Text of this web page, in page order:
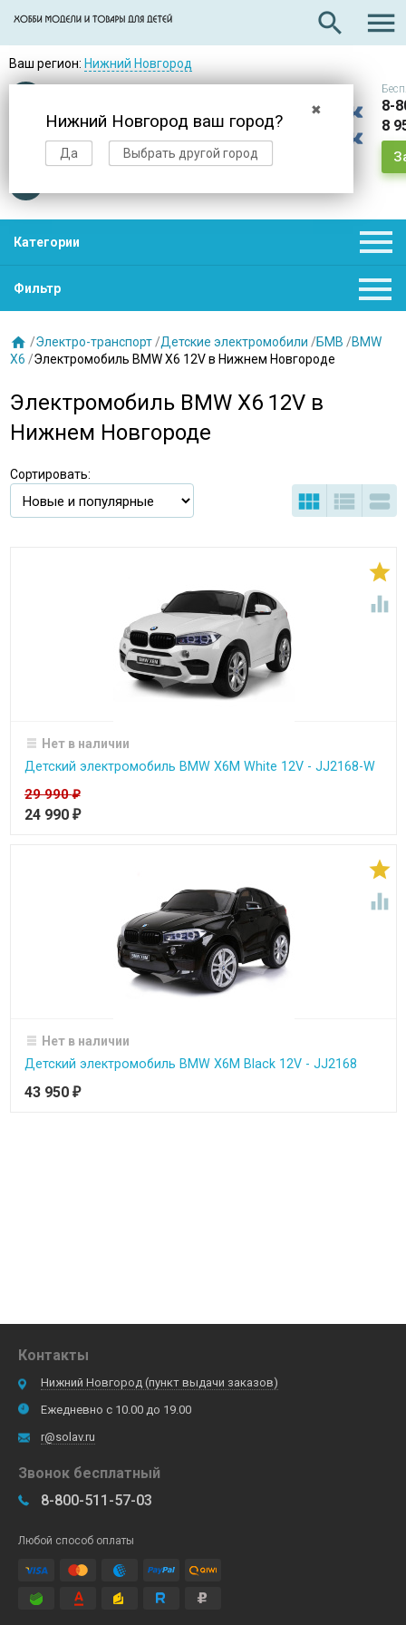
search 
Ваш регион: Нижний Новгород
✖
Нижний Новгород ваш город?
Да Выбрать другой город
Доставкав день заказа
8-
8
Категории 
Фильтр 
 /Электро-транспорт /Детские электромобили /БМВ /BMW
X6 /Электромобиль BMW X6 12V в Нижнем Новгороде
Электромобиль BMW X6 12V в
Нижнем Новгороде
Сортировать:
  


Нет в наличии
Детский электромобиль BMW X6M White 12V - JJ2168-W
29 990₽
24 990 ₽


Нет в наличии
Детский электромобиль BMW X6M Black 12V - JJ2168
43 950 ₽
Контакты
Нижний Новгород (пункт выдачи заказов)
Ежедневно с 10.00 до 19.00
r@solav.ru
Звонок бесплатный
8-800-511-57-03
Любой способ оплаты